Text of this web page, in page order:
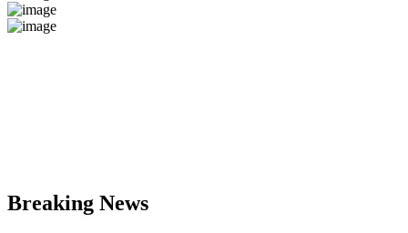
Breaking News